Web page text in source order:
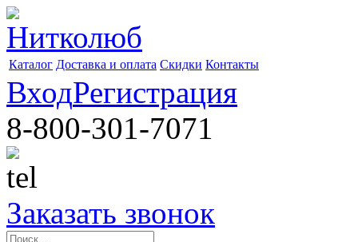
Каталог Доставка и оплата Скидки Контакты
ВходРегистрация
8-800-301-7071
Заказать звонок